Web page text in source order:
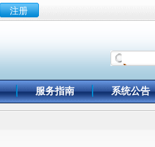
服务指南 系统公告